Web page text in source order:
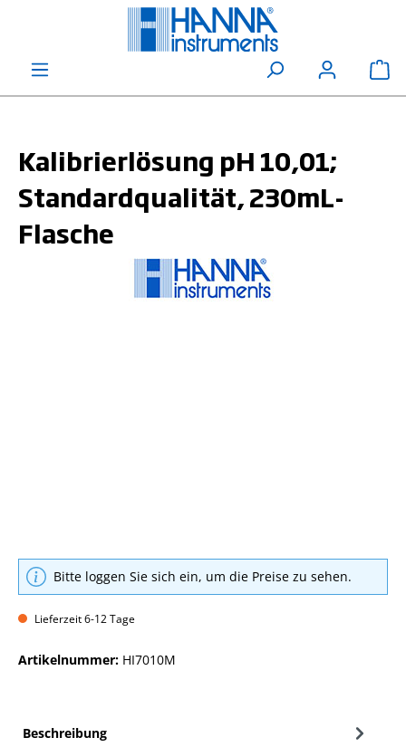
Kalibrierlösung pH 10,01;
Standardqualität, 230mL-
Flasche
Bitte loggen Sie sich ein, um die Preise zu sehen.
Lieferzeit 6-12 Tage
Artikelnummer: HI7010M
Beschreibung